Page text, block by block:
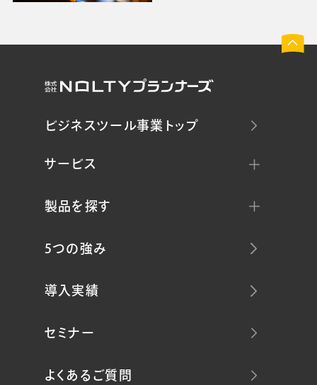
ビジネスツール事業トップ
サービス
製品を探す
5つの強み
導入実績
セミナー
よくあるご質問